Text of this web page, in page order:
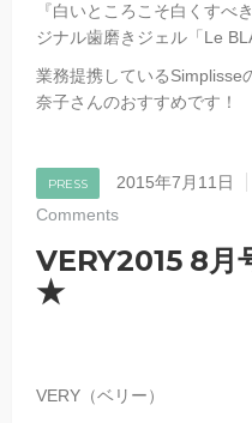
『白いところこそ白くすべ
ジナル歯磨きジェル「Le
業務提携しているSimplisse
奈子さんのおすすめです！
PRESS 2015年7月11日
Comments
VERY2015 8月
★
VERY（ベリー）